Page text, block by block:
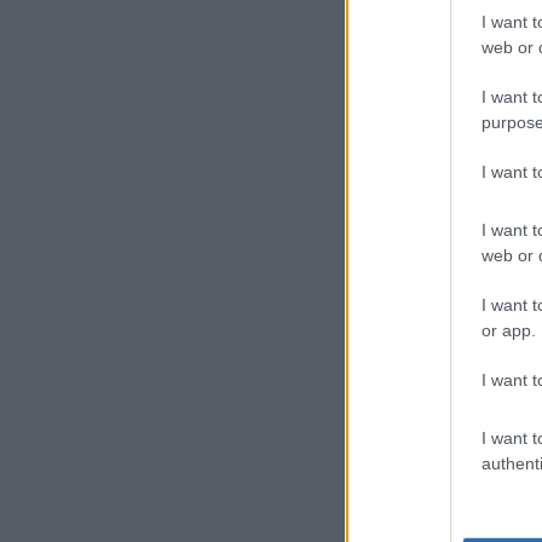
I want
web or
I want
I want
I want
web or
I want
or app.
I want
I want
Az